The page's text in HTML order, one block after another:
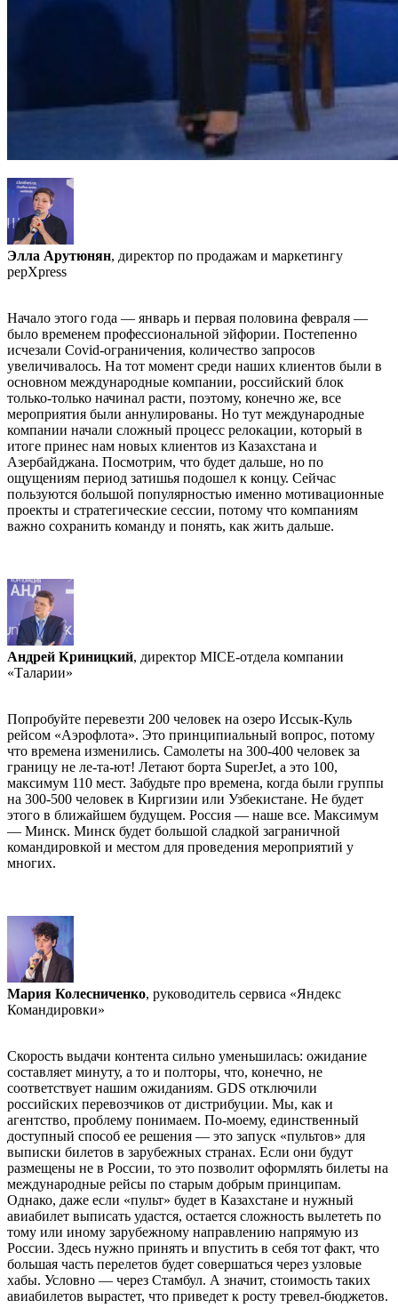
Элла Арутюнян, директор по продажам и маркетингу
pepXpress
Начало этого года — январь и первая половина февраля —
было временем профессиональной эйфории. Постепенно
исчезали Covid-ограничения, количество запросов
увеличивалось. На тот момент среди наших клиентов были в
основном международные компании, российский блок
только-только начинал расти, поэтому, конечно же, все
мероприятия были аннулированы. Но тут международные
компании начали сложный процесс релокации, который в
итоге принес нам новых клиентов из Казахстана и
Азербайджана. Посмотрим, что будет дальше, но по
ощущениям период затишья подошел к концу. Сейчас
пользуются большой популярностью именно мотивационные
проекты и стратегические сессии, потому что компаниям
важно сохранить команду и понять, как жить дальше.
Андрей Криницкий, директор MICE-отдела компании
«Таларии»
Попробуйте перевезти 200 человек на озеро Иссык-Куль
рейсом «Аэрофлота». Это принципиальный вопрос, потому
что времена изменились. Самолеты на 300-400 человек за
границу не ле-та-ют! Летают борта SuperJet, а это 100,
максимум 110 мест. Забудьте про времена, когда были группы
на 300-500 человек в Киргизии или Узбекистане. Не будет
этого в ближайшем будущем. Россия — наше все. Максимум
— Минск. Минск будет большой сладкой заграничной
командировкой и местом для проведения мероприятий у
многих.
Мария Колесниченко, руководитель сервиса «Яндекс
Командировки»
Скорость выдачи контента сильно уменьшилась: ожидание
составляет минуту, а то и полторы, что, конечно, не
соответствует нашим ожиданиям. GDS отключили
российских перевозчиков от дистрибуции. Мы, как и
агентство, проблему понимаем. По-моему, единственный
доступный способ ее решения — это запуск «пультов» для
выписки билетов в зарубежных странах. Если они будут
размещены не в России, то это позволит оформлять билеты на
международные рейсы по старым добрым принципам.
Однако, даже если «пульт» будет в Казахстане и нужный
авиабилет выписать удастся, остается сложность вылететь по
тому или иному зарубежному направлению напрямую из
России. Здесь нужно принять и впустить в себя тот факт, что
большая часть перелетов будет совершаться через узловые
хабы. Условно — через Стамбул. А значит, стоимость таких
авиабилетов вырастет, что приведет к росту тревел-бюджетов.